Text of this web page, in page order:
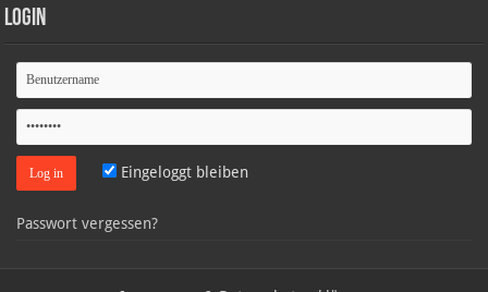
Login
Eingeloggt bleiben
Passwort vergessen?